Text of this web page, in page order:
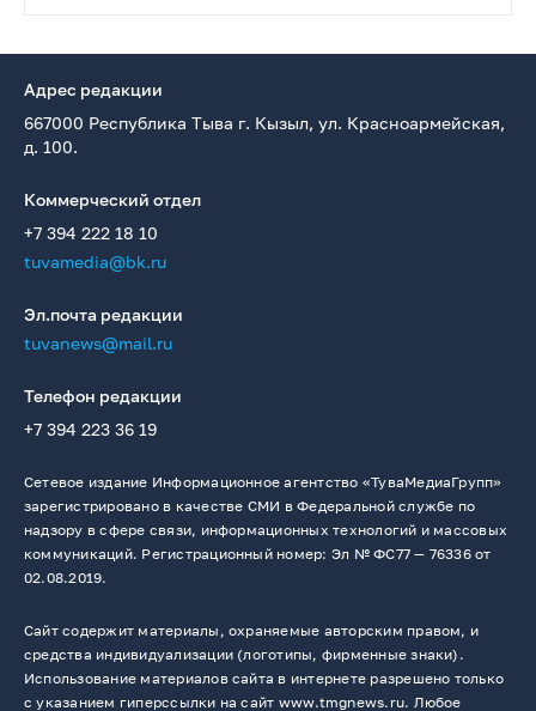
Адрес редакции
667000 Республика Тыва г. Кызыл, ул. Красноармейская,
д. 100.
Коммерческий отдел
+7 394 222 18 10
tuvamedia@bk.ru
Эл.почта редакции
tuvanews@mail.ru
Телефон редакции
+7 394 223 36 19
Сетевое издание Информационное агентство «ТуваМедиаГрупп»
зарегистрировано в качестве СМИ в Федеральной службе по
надзору в сфере связи, информационных технологий и массовых
коммуникаций. Регистрационный номер: Эл № ФС77 — 76336 от
02.08.2019.
Сайт содержит материалы, охраняемые авторским правом, и
средства индивидуализации (логотипы, фирменные знаки).
Использование материалов сайта в интернете разрешено только
с указанием гиперссылки на сайт www.tmgnews.ru. Любое